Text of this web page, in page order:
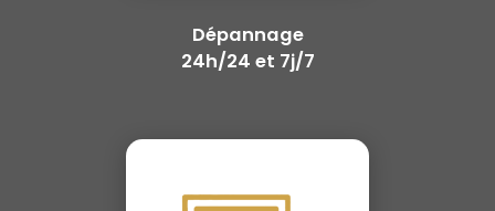
Dépannage
24h/24 et 7j/7